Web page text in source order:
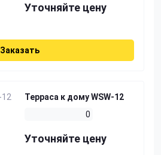
Уточняйте цену
Заказать
Терраса к дому WSW-12
0
Уточняйте цену